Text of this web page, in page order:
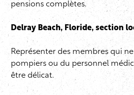
pensions complètes.
Delray Beach, Floride, section
Représenter des membres qui
pompiers ou du personnel
être délicat.